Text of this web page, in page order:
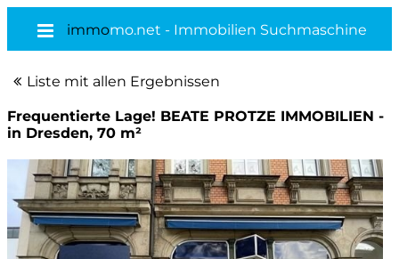
immomo.net - Immobilien Suchmaschine
Liste mit allen Ergebnissen
Frequentierte Lage! BEATE PROTZE IMMOBILIEN -
in Dresden, 70 m²